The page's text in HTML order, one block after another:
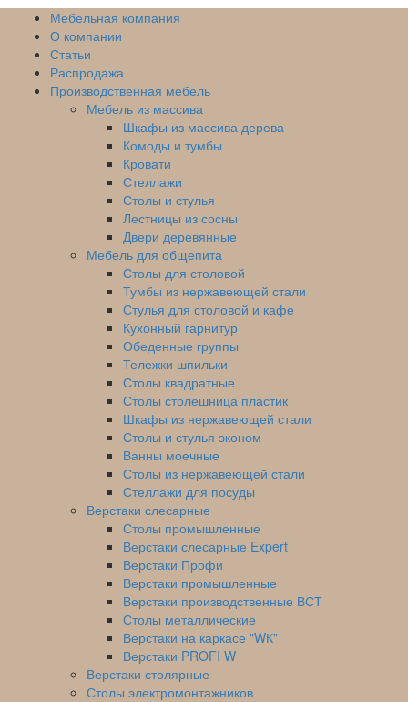
Мебельная компания
О компании
Статьи
Распродажа
Производственная мебель
Мебель из массива
Шкафы из массива дерева
Комоды и тумбы
Кровати
Стеллажи
Столы и стулья
Лестницы из сосны
Двери деревянные
Мебель для общепита
Столы для столовой
Тумбы из нержавеющей стали
Стулья для столовой и кафе
Кухонный гарнитур
Обеденные группы
Тележки шпильки
Столы квадратные
Столы столешница пластик
Шкафы из нержавеющей стали
Столы и стулья эконом
Ванны моечные
Столы из нержавеющей стали
Стеллажи для посуды
Верстаки слесарные
Столы промышленные
Верстаки слесарные Expert
Верстаки Профи
Верстаки промышленные
Верстаки производственные ВСТ
Столы металлические
Верстаки на каркасе "WК"
Верстаки PROFI W
Верстаки столярные
Столы электромонтажников